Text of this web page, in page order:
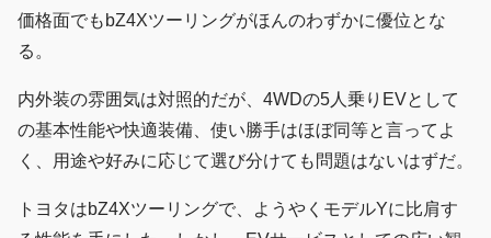
価格面でもbZ4Xツーリングがほんのわずかに優位とな
る。
内外装の雰囲気は対照的だが、4WDの5人乗りEVとして
の基本性能や快適装備、使い勝手はほぼ同等と言ってよ
く、用途や好みに応じて選び分けても問題はないはずだ。
トヨタはbZ4Xツーリングで、ようやくモデルYに比肩す